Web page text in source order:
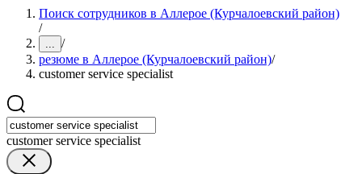
Поиск сотрудников в Аллерое (Курчалоевский район)
/
... /
резюме в Аллерое (Курчалоевский район)/
customer service specialist
customer service specialist